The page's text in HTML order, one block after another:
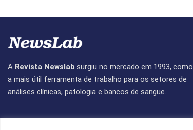
A Revista Newslab surgiu no mercado em 1993, como
a mais útil ferramenta de trabalho para os setores de
análises clínicas, patologia e bancos de sangue.